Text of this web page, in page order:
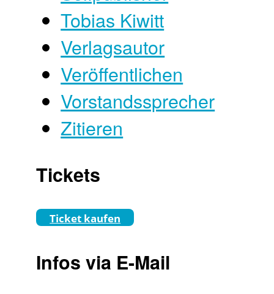
Tobias Kiwitt
Verlagsautor
Veröffentlichen
Vorstandssprecher
Zitieren
Tickets
Ticket kaufen
Infos via E-Mail